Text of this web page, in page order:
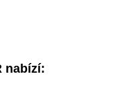
nabízí: